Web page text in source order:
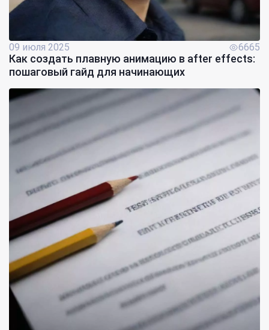
09 июля 2025 6665
Как создать плавную анимацию в after effects:
пошаговый гайд для начинающих